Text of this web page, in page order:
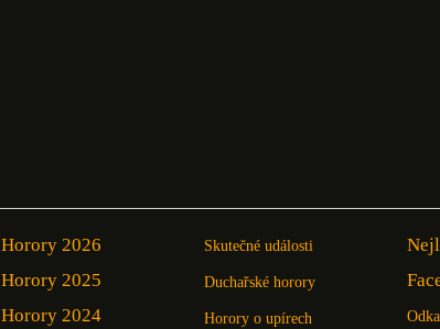
Horory 2026
Horory 2025
Horory 2024
Skutečné události
Duchařské horory
Horory o upírech